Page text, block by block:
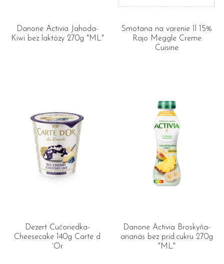
Danone Activia Jahoda-
Kiwi bez laktózy 270g "ML"
Smotana na varenie 1l 15%
Rajo Meggle Creme
Cuisine
Dezert Čučoriedka-
Cheesecake 140g Carte d
´Or
Danone Activia Broskyňa-
ananás bez prid.cukru 270g
"ML"